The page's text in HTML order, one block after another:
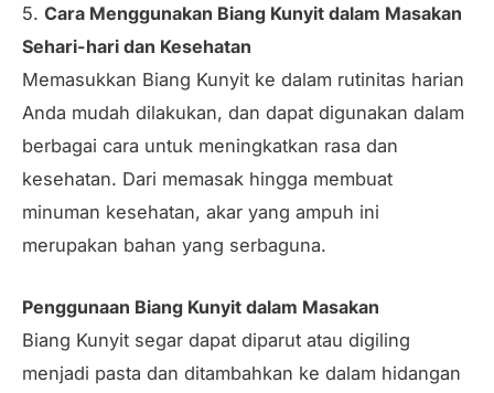
5. Cara Menggunakan Biang Kunyit dalam Masakan
Sehari-hari dan Kesehatan
Memasukkan Biang Kunyit ke dalam rutinitas harian
Anda mudah dilakukan, dan dapat digunakan dalam
berbagai cara untuk meningkatkan rasa dan
kesehatan. Dari memasak hingga membuat
minuman kesehatan, akar yang ampuh ini
merupakan bahan yang serbaguna.
Penggunaan Biang Kunyit dalam Masakan
Biang Kunyit segar dapat diparut atau digiling
menjadi pasta dan ditambahkan ke dalam hidangan